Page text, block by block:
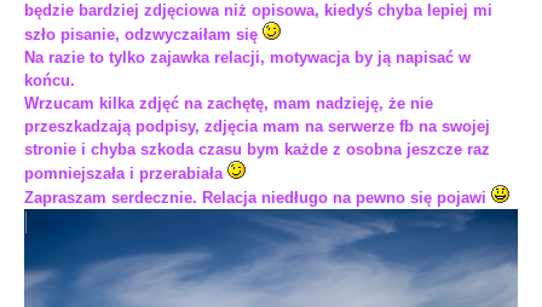
będzie bardziej zdjęciowa niż opisowa, kiedyś chyba lepiej mi
szło pisanie, odzwyczaiłam się
Na razie to tylko zajawka relacji, motywacja by ją napisać w
końcu.
Wrzucam kilka zdjęć na zachętę, mam nadzieję, że nie
przeszkadzają podpisy, zdjęcia mam na serwerze fb na swojej
stronie i chyba szkoda czasu bym każde z osobna jeszcze raz
pomniejszała i przerabiała
Zapraszam serdecznie. Relacja niedługo na pewno się pojawi